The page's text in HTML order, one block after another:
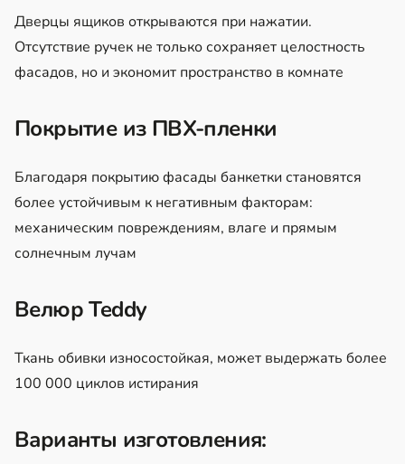
Дверцы ящиков открываются при нажатии.
Отсутствие ручек не только сохраняет целостность
фасадов, но и экономит пространство в комнате
Покрытие из ПВХ-пленки
Благодаря покрытию фасады банкетки становятся
более устойчивым к негативным факторам:
механическим повреждениям, влаге и прямым
солнечным лучам
Велюр Teddy
Ткань обивки износостойкая, может выдержать более
100 000 циклов истирания
Варианты изготовления: